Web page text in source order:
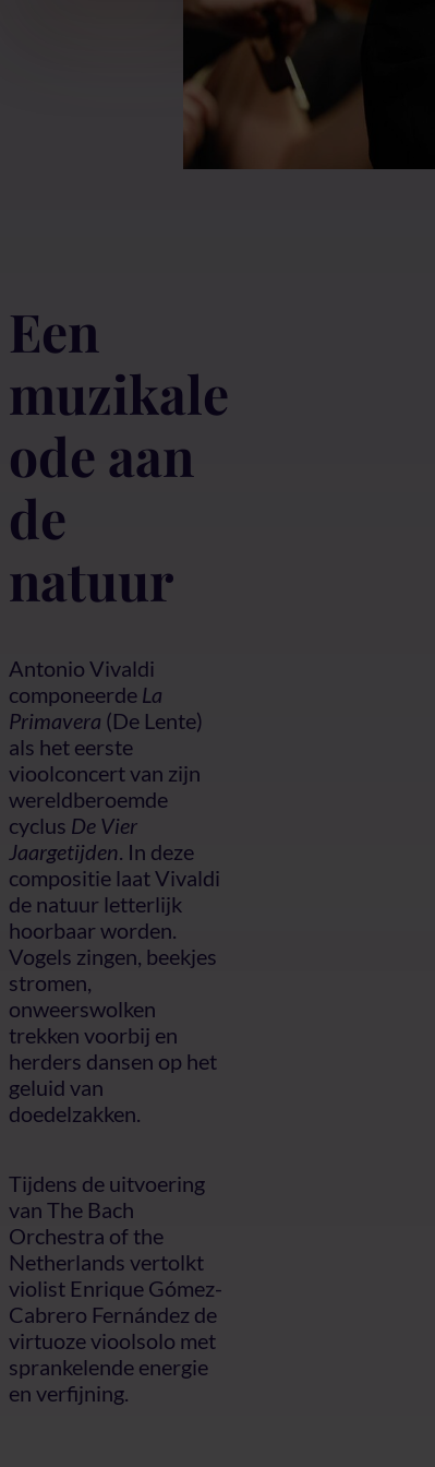
Een
muzikale
ode aan
de
natuur
Antonio Vivaldi
componeerde La
Primavera (De Lente)
als het eerste
vioolconcert van zijn
wereldberoemde
cyclus De Vier
Jaargetijden. In deze
compositie laat Vivaldi
de natuur letterlijk
hoorbaar worden.
Vogels zingen, beekjes
stromen,
onweerswolken
trekken voorbij en
herders dansen op het
geluid van
doedelzakken.
Tijdens de uitvoering
van The Bach
Orchestra of the
Netherlands vertolkt
violist Enrique Gómez-
Cabrero Fernández de
virtuoze vioolsolo met
sprankelende energie
en verfijning.